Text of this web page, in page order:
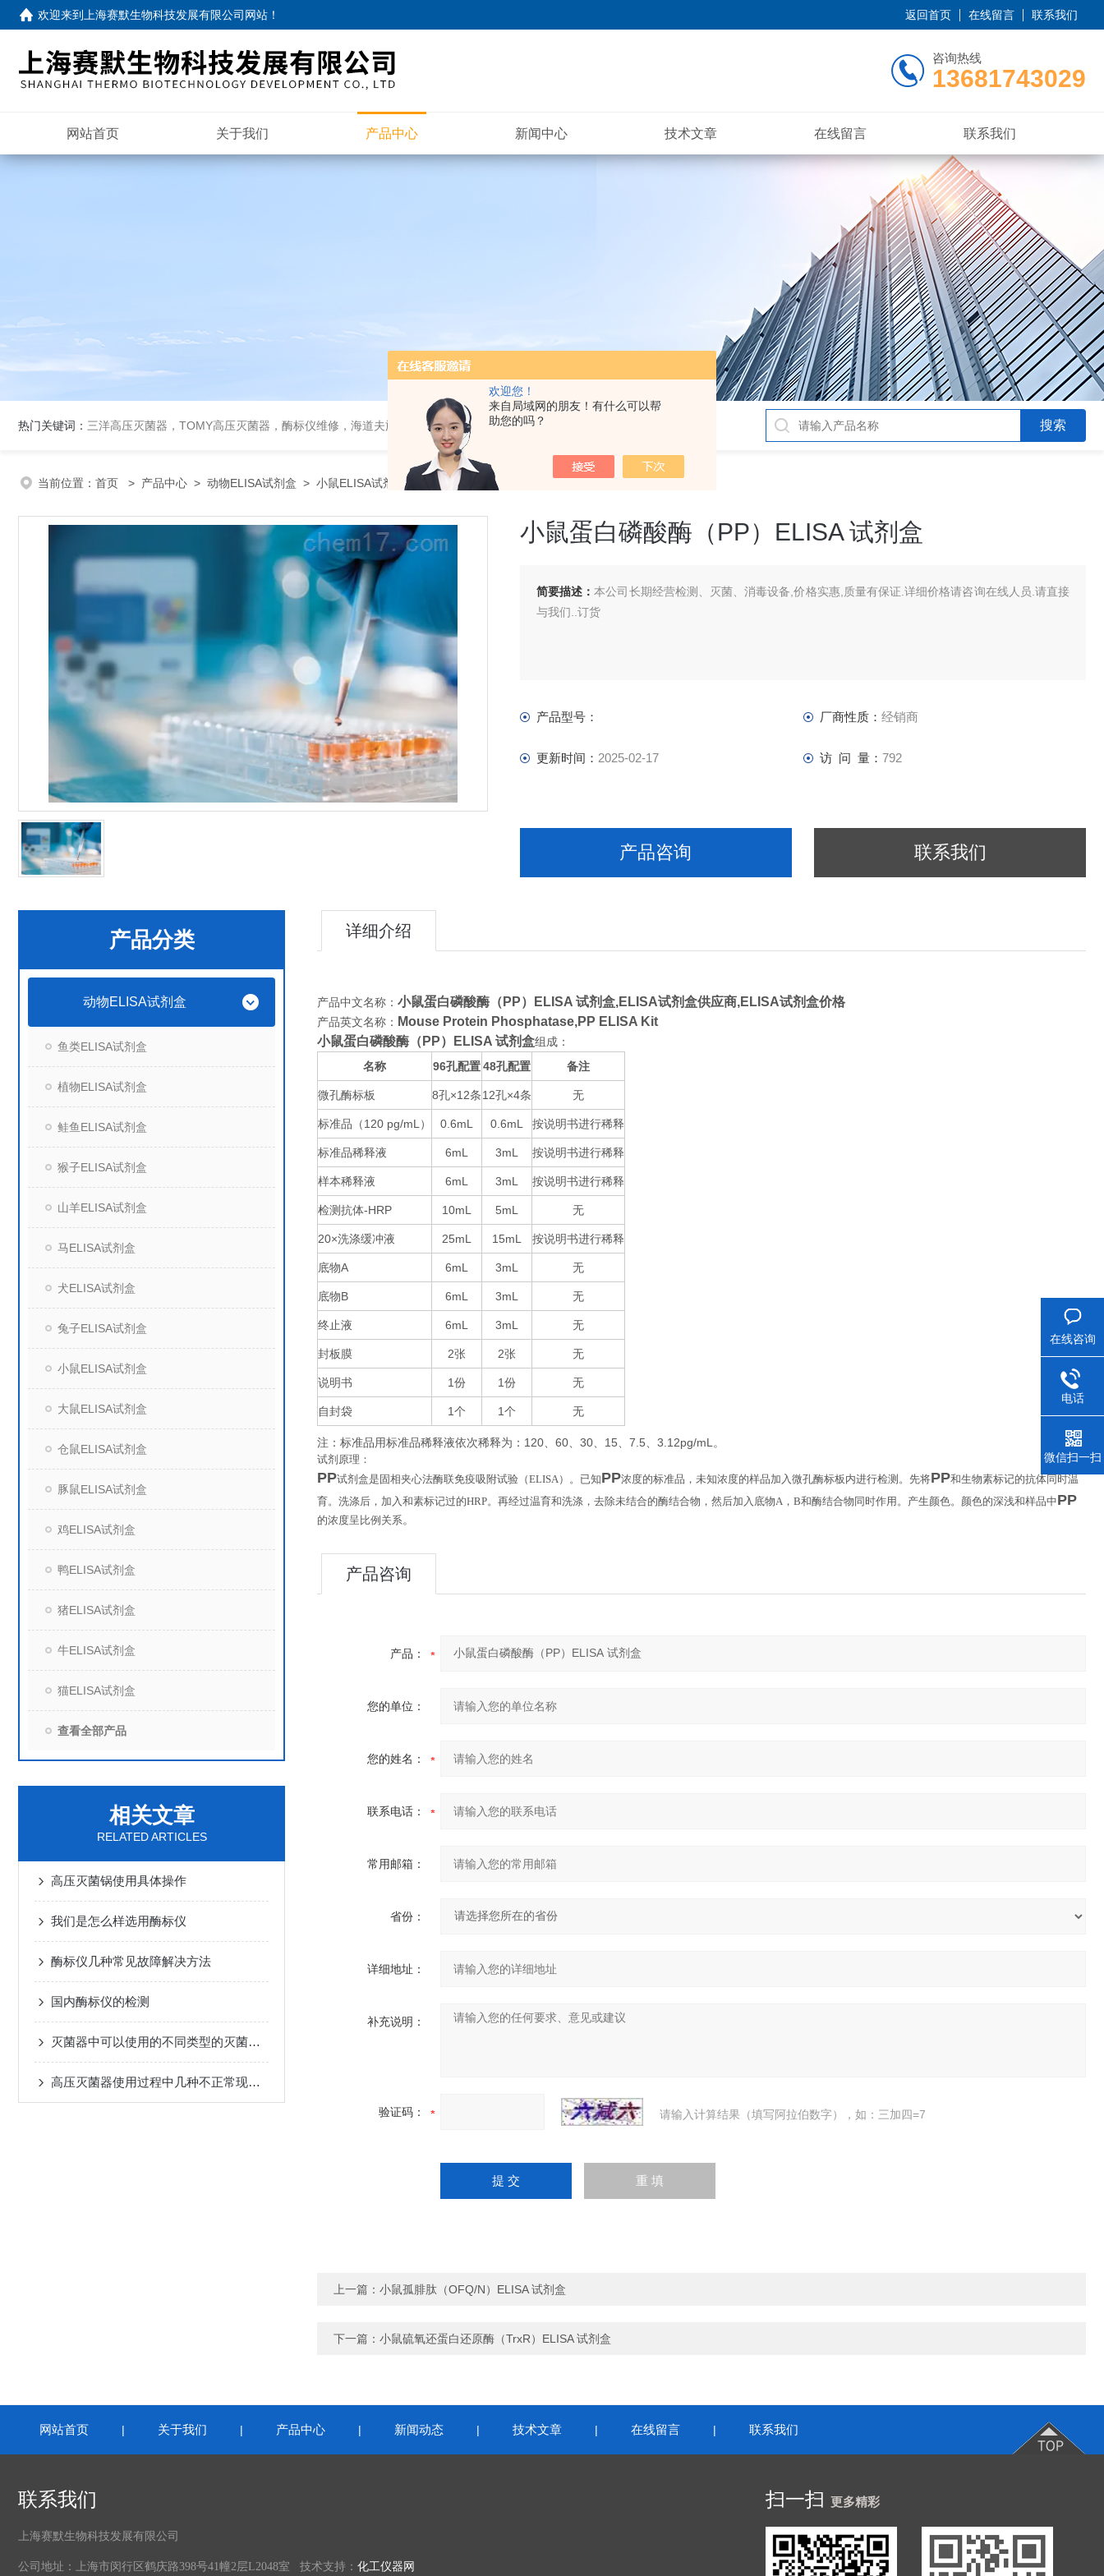
欢迎您！
来自局域网的朋友！有什么可以帮
助您的吗？
欢迎来到 上海赛默生物科技发展有限公司网站 ！ 返回首页 在线留言 联系我们
咨询热线
13681743029
网站首页 关于我们 产品中心 新闻中心 技术文章 在线留言 联系我们
热门关键词： 三洋高压灭菌器，TOMY高压灭菌器，酶标仪维修，海道夫旋转蒸发仪
当前位置： 首页 > 产品中心 > 动物ELISA试剂盒 > 小鼠ELISA试剂盒> 小鼠蛋白磷酸酶（PP）ELISA 试剂盒
小鼠蛋白磷酸酶（PP）ELISA 试剂盒
简要描述：本公司长期经营检测、灭菌、消毒设备,价格实惠,质量有保证.详细价格请咨询在线人员.请直接
与我们..订货
产品型号： 厂商性质： 经销商
更新时间： 2025-02-17 访 问 量： 792
产品咨询 联系我们
产品分类
动物ELISA试剂盒
鱼类ELISA试剂盒
植物ELISA试剂盒
鲑鱼ELISA试剂盒
猴子ELISA试剂盒
山羊ELISA试剂盒
马ELISA试剂盒
犬ELISA试剂盒
兔子ELISA试剂盒
小鼠ELISA试剂盒
大鼠ELISA试剂盒
仓鼠ELISA试剂盒
豚鼠ELISA试剂盒
鸡ELISA试剂盒
鸭ELISA试剂盒
猪ELISA试剂盒
牛ELISA试剂盒
猫ELISA试剂盒
查看全部产品
相关文章
RELATED ARTICLES
高压灭菌锅使用具体操作
我们是怎么样选用酶标仪
酶标仪几种常见故障解决方法
国内酶标仪的检测
灭菌器中可以使用的不同类型的灭菌介质有哪些？
高压灭菌器使用过程中几种不正常现象的解析
详细介绍
产品中文名称： 小鼠蛋白磷酸酶（PP）ELISA 试剂盒,ELISA试剂盒供应商,ELISA试剂盒价格
产品英文名称： Mouse Protein Phosphatase,PP ELISA Kit
小鼠蛋白磷酸酶（PP）ELISA 试剂盒组成：
名称
96孔配置 48孔配置 备注
微孔酶标板 8孔×12条 12孔×4条 无
标准品（120 pg/mL ） 0.6mL 0.6mL 按说明书进行稀释
标准品稀释液 6mL 3mL 按说明书进行稀释
样本稀释液 6mL 3mL 按说明书进行稀释
检测抗体-HRP 10mL 5mL 无
20×洗涤缓冲液 25mL 15mL 按说明书进行稀释
底物A 6mL 3mL 无
底物B 6mL 3mL 无
终止液 6mL 3mL 无
封板膜 2张 2张 无
说明书 1 份 1 份 无
自封袋 1 个 1 个 无
注：标准品用标准品稀释液依次稀释为： 120、 60、 30、 15、 7.5、 3.12pg/mL 。
试剂原理：
PP试剂盒是固相夹心法酶联免疫吸附试验（ELISA）。已知PP浓度的标准品，未知浓度的样品加入微孔酶标板内进行检测。先将PP和生物素标记的抗体同时温
育。洗涤后，加入和素标记过的HRP。再经过温育和洗涤，去除未结合的酶结合物，然后加入底物A ， B和酶结合物同时作用。产生颜色。颜色的深浅和样品中PP
的浓度呈比例关系。
产品咨询
产品：
您的单位：
您的姓名：
联系电话：
常用邮箱：
省份：
详细地址：
补充说明：
验证码： 请输入计算结果（填写阿拉伯数字），如：三加四=7
上一篇： 小鼠孤腓肽（OFQ/N）ELISA 试剂盒
下一篇： 小鼠硫氧还蛋白还原酶（TrxR）ELISA 试剂盒
网站首页 | 关于我们 | 产品中心 | 新闻动态 | 技术文章 | 在线留言 | 联系我们
联系我们
上海赛默生物科技发展有限公司
公司地址：上海市闵行区鹤庆路398号41幢2层L2048室 技术支持： 化工仪器网
扫一扫 更多精彩
在线咨询
电话
微信扫一扫